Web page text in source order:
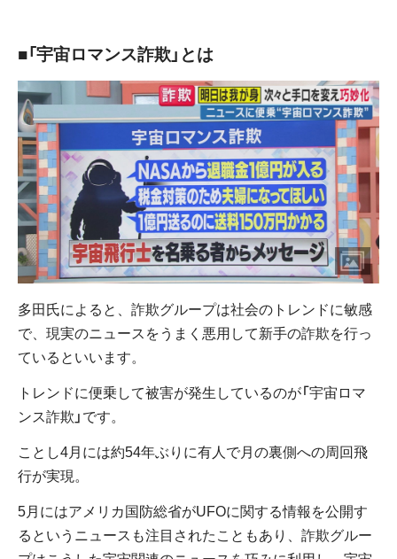
■「宇宙ロマンス詐欺」とは
多田氏によると、詐欺グループは社会のトレンドに敏感
で、現実のニュースをうまく悪用して新手の詐欺を行っ
ているといいます。
トレンドに便乗して被害が発生しているのが「宇宙ロマ
ンス詐欺」です。
ことし4月には約54年ぶりに有人で月の裏側への周回飛
行が実現。
5月にはアメリカ国防総省がUFOに関する情報を公開す
るというニュースも注目されたこともあり、詐欺グルー